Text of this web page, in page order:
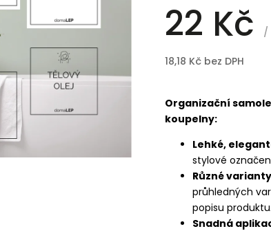
22 Kč /
18,18 Kč bez DPH
Organizační
koupelny:
Lehké,
stylové
Různé
průhledných
popisu produktu.
Snadná